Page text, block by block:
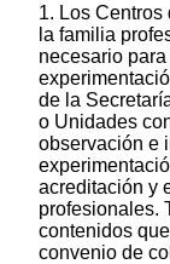
1. Los
la familia
necesario
de la
o Unidades
observación e
acreditación y
profesionales.
contenidos
convenio de